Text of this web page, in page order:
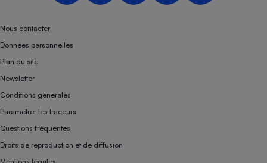
Nous contacter
Données personnelles
Plan du site
Newsletter
Conditions générales
Paramétrer les traceurs
Questions fréquentes
Droits de reproduction et de diffusion